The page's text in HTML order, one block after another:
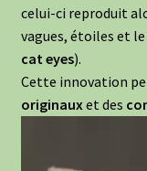
celui-ci reproduit
vagues, étoiles et
cat eyes).
Cette innovation
originaux et des